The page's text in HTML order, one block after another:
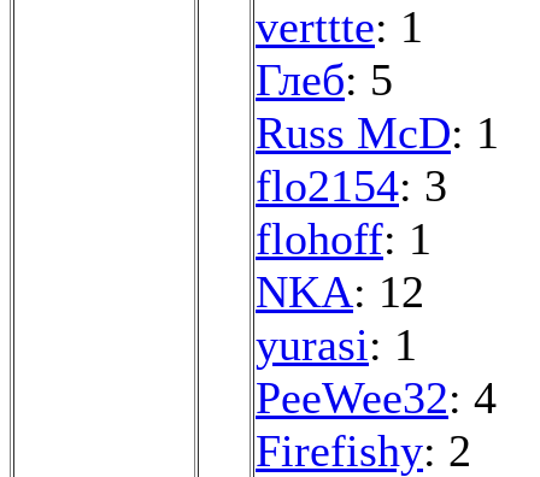
verttte: 1
Глеб: 5
Russ McD: 1
flo2154: 3
flohoff: 1
NKA: 12
yurasi: 1
PeeWee32: 4
Firefishy: 2